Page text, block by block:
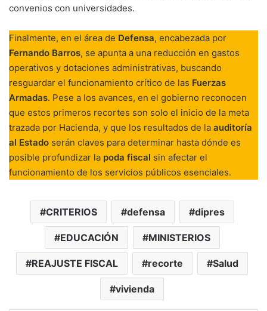
convenios con universidades.
Finalmente, en el área de Defensa, encabezada por
Fernando Barros, se apunta a una reducción en gastos
operativos y dotaciones administrativas, buscando
resguardar el funcionamiento crítico de las Fuerzas
Armadas. Pese a los avances, en el gobierno reconocen
que estos primeros recortes son solo el inicio de la meta
trazada por Hacienda, y que los resultados de la auditoría
al Estado serán claves para determinar hasta dónde es
posible profundizar la poda fiscal sin afectar el
funcionamiento de los servicios públicos esenciales.
CRITERIOS defensa dipres
EDUCACIÓN MINISTERIOS
REAJUSTE FISCAL recorte Salud
vivienda